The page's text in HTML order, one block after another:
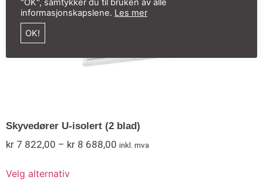
Skyvedører U-isolert (2 blad)
kr 7 822,00 – kr 8 688,00 inkl. mva
Velg alternativ
"OK", samtykker du til bruken av alle
informasjonskapslene. Les mer
OK!